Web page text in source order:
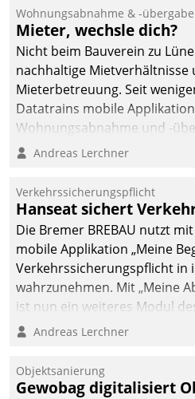
Ressort Kapitalanlage für
künftige Aufgaben und
Herausforderungen
gerüstet.
Wohnungsabnahme & -übergabe
Mieter, wechsle dich?
Nicht beim Bauverein zu
nachhaltige Mietverhältnisse
Mieterbetreuung. Seit
Datatrains mobile
Wohnungsabnahme und -
Mieter wohlgeordnet
Andreas Lerchner
Verkehrssicherungspflicht
Hanseat sichert
Die Bremer BREBAU nutzt
mobile Applikation „Meine
Verkehrssicherungspflicht in
wahrzunehmen. Mit „Meine
ist nun ein weiteres Modul
Einsatz.
Andreas Lerchner
Objektsanierung
Gewobag digitalisiert